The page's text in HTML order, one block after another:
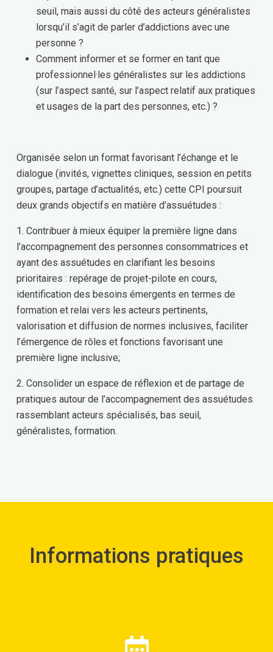
seuil, mais aussi du côté des acteurs généralistes
lorsqu’il s’agit de parler d’addictions avec une
personne ?
Comment informer et se former en tant que
professionnel·les généralistes sur les addictions
(sur l’aspect santé, sur l’aspect relatif aux pratiques
et usages de la part des personnes, etc.) ?
Organisée selon un format favorisant l’échange et le
dialogue (invités, vignettes cliniques, session en petits
groupes, partage d’actualités, etc.) cette CPI poursuit
deux grands objectifs en matière d’assuétudes :
1. Contribuer à mieux équiper la première ligne dans
l’accompagnement des personnes consommatrices et
ayant des assuétudes en clarifiant les besoins
prioritaires : repérage de projet-pilote en cours,
identification des besoins émergents en termes de
formation et relai vers les acteurs pertinents,
valorisation et diffusion de normes inclusives, faciliter
l’émergence de rôles et fonctions favorisant une
première ligne inclusive;
2. Consolider un espace de réflexion et de partage de
pratiques autour de l’accompagnement des assuétudes
rassemblant acteurs spécialisés, bas seuil,
généralistes, formation.
Informations pratiques